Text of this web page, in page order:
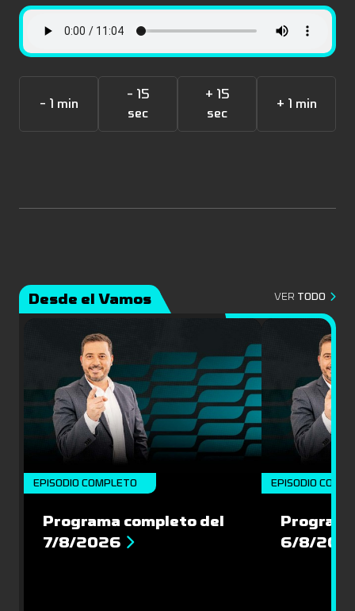
- 1 min
- 15
sec
+ 15
sec
+ 1 min
Desde el Vamos VER TODO
EPISODIO COMPLETO
Programa completo del
7/8/2026
EPISODIO
6/8/